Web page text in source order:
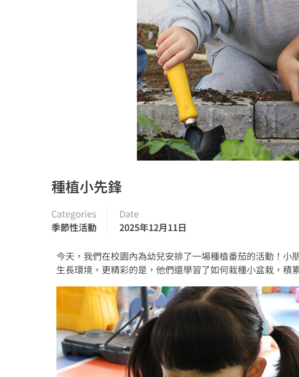
種植小先鋒
Categories
季節性活動
Date
2025年12月11日
今天，我們在校園內為幼兒安排了一場種植番茄的活動！
生長環境。更精彩的是，他們還學習了如何栽種小盆栽，積